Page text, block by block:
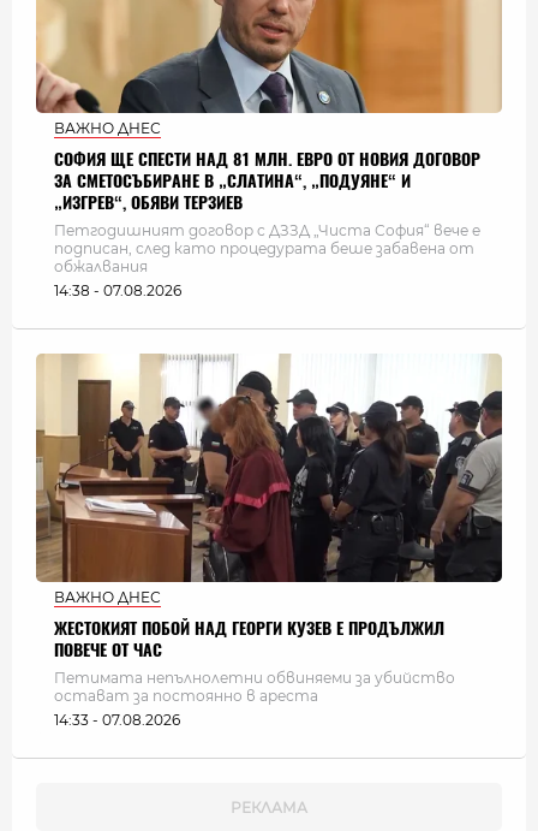
ВАЖНО ДНЕС
СОФИЯ ЩЕ СПЕСТИ НАД 81 МЛН. ЕВРО ОТ НОВИЯ ДОГОВОР
ЗА СМЕТОСЪБИРАНЕ В „СЛАТИНА“, „ПОДУЯНЕ“ И
„ИЗГРЕВ“, ОБЯВИ ТЕРЗИЕВ
Петгодишният договор с ДЗЗД „Чиста София“ вече е
подписан, след като процедурата беше забавена от
обжалвания
14:38 - 07.08.2026
ВАЖНО ДНЕС
ЖЕСТОКИЯТ ПОБОЙ НАД ГЕОРГИ КУЗЕВ Е ПРОДЪЛЖИЛ
ПОВЕЧЕ ОТ ЧАС
Петимата непълнолетни обвиняеми за убийство
остават за постоянно в ареста
14:33 - 07.08.2026